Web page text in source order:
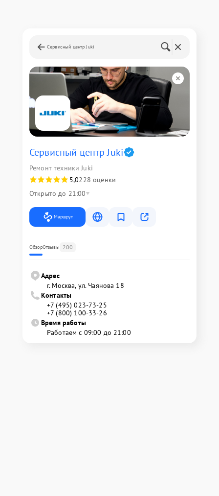
Сервисный центр Juki
Сервисный центр Juki
Ремонт техники Juki
5,0228 оценки
Открыто до 21:00
Маршрут
ОбзорОтзывы 200
Адрес
г. Москва, ул. Чаянова 18
Контакты
+7 (495) 023-73-25
+7 (800) 100-33-26
Время работы
Работаем с 09:00 до 21:00